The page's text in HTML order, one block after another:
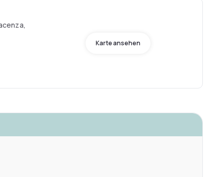
Karte ansehen